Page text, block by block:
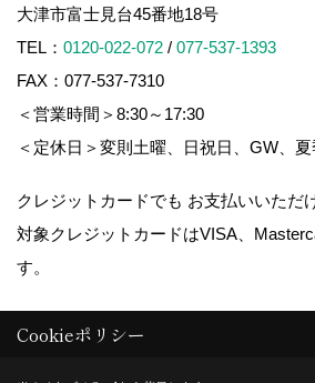
大津市富士見台45番地18号
TEL： 0120-022-072 / 077-537-1393
FAX：077-537-7310
＜営業時間＞8:30～17:30
＜定休日＞変則土曜、日祝日、GW、
クレジットカードでも お支払いいただ
対象クレジットカードはVISA、
す。
Cookieポリシー